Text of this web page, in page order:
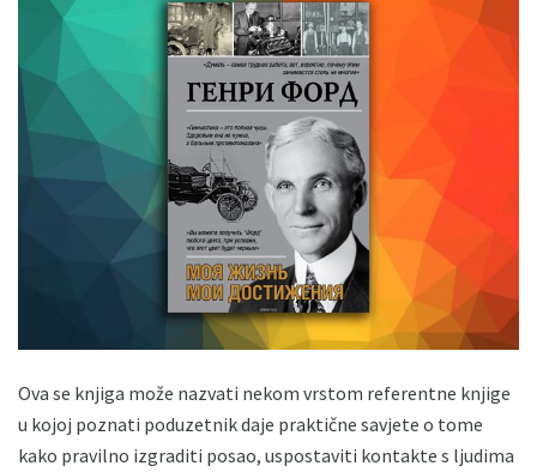
Ova se knjiga može nazvati nekom vrstom referentne knjige
u kojoj poznati poduzetnik daje praktične savjete o tome
kako pravilno izgraditi posao, uspostaviti kontakte s ljudima